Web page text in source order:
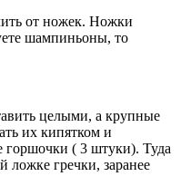
от ножек. Ножки
шампиньоны, то
целыми, а крупные
их кипятком и
горшочки ( 3 штуки). Туда
ложке гречки, заранее